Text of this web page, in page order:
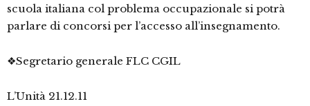
scuola italiana col problema occupazionale si potrà
parlare di concorsi per l’accesso all’insegnamento.
❖Segretario generale FLC CGIL
L’Unità 21.12.11